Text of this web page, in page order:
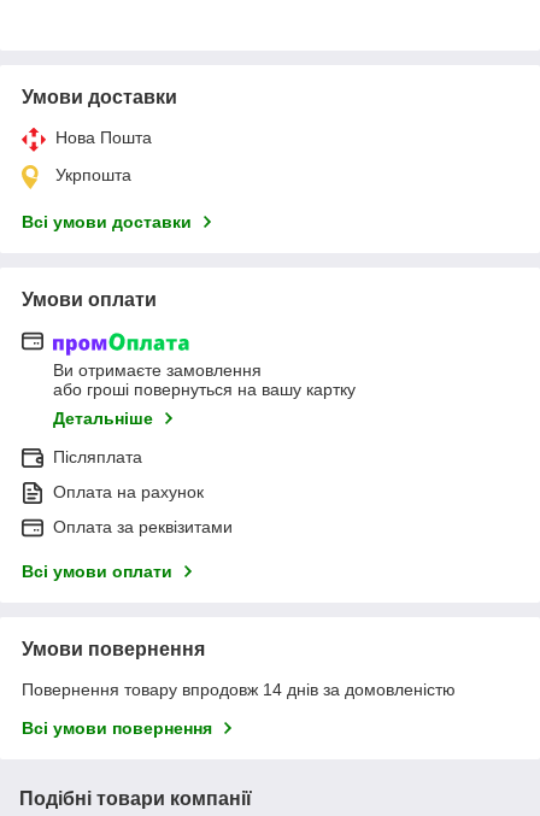
Умови доставки
Нова Пошта
Укрпошта
Всі умови доставки
Умови оплати
Ви отримаєте замовлення
або гроші повернуться на вашу картку
Детальніше
Післяплата
Оплата на рахунок
Оплата за реквізитами
Всі умови оплати
Умови повернення
Повернення товару впродовж 14 днів за домовленістю
Всі умови повернення
Подібні товари компанії